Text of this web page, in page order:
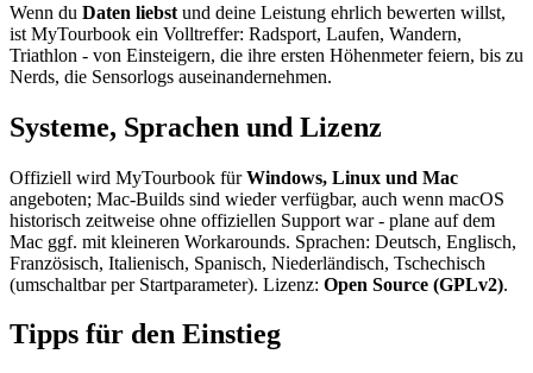
Wenn du Daten liebst und deine Leistung ehrlich bewerten willst,
ist MyTourbook ein Volltreffer: Radsport, Laufen, Wandern,
Triathlon - von Einsteigern, die ihre ersten Höhenmeter feiern, bis zu
Nerds, die Sensorlogs auseinandernehmen.
Systeme, Sprachen und Lizenz
Offiziell wird MyTourbook fürWindows, Linux und Mac
angeboten; Mac-Builds sind wieder verfügbar, auch wenn macOS
historisch zeitweise ohne offiziellen Support war - plane auf dem
Mac ggf. mit kleineren Workarounds. Sprachen: Deutsch, Englisch,
Französisch, Italienisch, Spanisch, Niederländisch, Tschechisch
(umschaltbar per Startparameter). Lizenz: Open Source (GPLv2).
Tipps für den Einstieg